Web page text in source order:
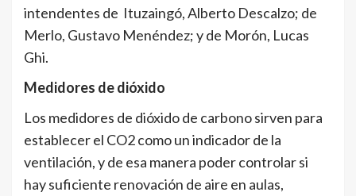
intendentes de Ituzaingó, Alberto Descalzo; de
Merlo, Gustavo Menéndez; y de Morón, Lucas
Ghi.
Medidores dedióxido
Los medidores de dióxido de carbono sirven para
establecer el CO2 como un indicador de la
ventilación, y de esa manera poder controlar si
hay suficiente renovación de aire en aulas,